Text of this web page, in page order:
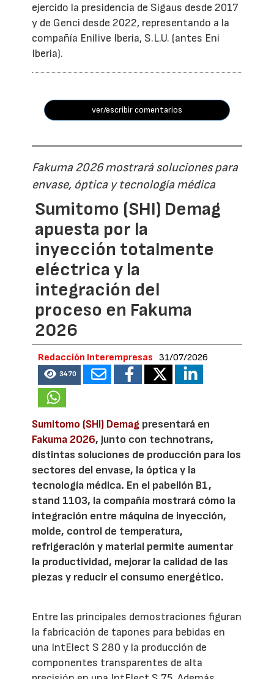
ejercido la presidencia de Sigaus desde 2017
y de Genci desde 2022, representando a la
compañía Enilive Iberia, S.L.U. (antes Eni
Iberia).
ver/escribir comentarios
Fakuma 2026 mostrará soluciones para
envase, óptica y tecnología médica
Sumitomo (SHI) Demag
apuesta por la
inyección totalmente
eléctrica y la
integración del
proceso en Fakuma
2026
Redacción Interempresas 31/07/2026
3470
Sumitomo (SHI) Demag presentará en
Fakuma 2026, junto con technotrans,
distintas soluciones de producción para los
sectores del envase, la óptica y la
tecnología médica. En el pabellón B1,
stand 1103, la compañía mostrará cómo la
integración entre máquina de inyección,
molde, control de temperatura,
refrigeración y material permite aumentar
la productividad, mejorar la calidad de las
piezas y reducir el consumo energético.
Entre las principales demostraciones figuran
la fabricación de tapones para bebidas en
una IntElect S 280 y la producción de
componentes transparentes de alta